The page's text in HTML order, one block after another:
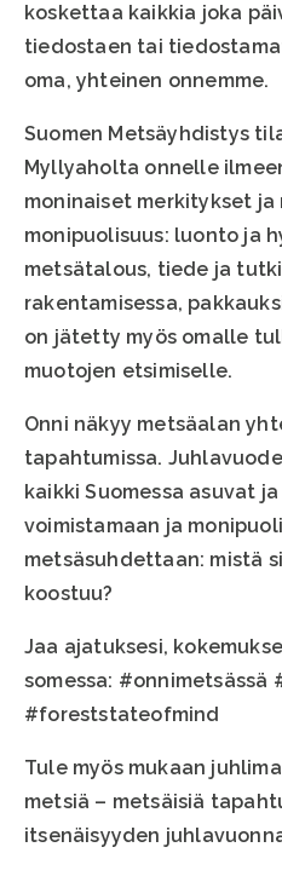
koskettaa kaikkia joka
tiedostaen tai
oma, yhteinen onnemme.
Suomen Metsäyhdistys
Myllyaholta onnelle
moninaiset merkitykset ja
monipuolisuus: luonto ja
metsätalous, tiede ja
rakentamisessa,
on jätetty myös omalle
muotojen etsimiselle.
Onni näkyy metsäalan
tapahtumissa.
kaikki Suomessa asuvat
voimistamaan ja
metsäsuhdettaan: mistä
koostuu?
Jaa ajatuksesi,
somessa: #onnimetsässä
#foreststateofmind
Tule myös mukaan
metsiä – metsäisiä
itsenäisyyden